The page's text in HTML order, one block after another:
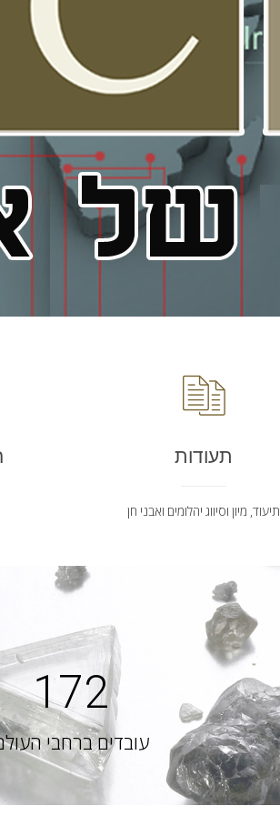
תעודות
תיעוד, מיון וסיווג יהלומים ואבני חן
172
עובדים ברחבי